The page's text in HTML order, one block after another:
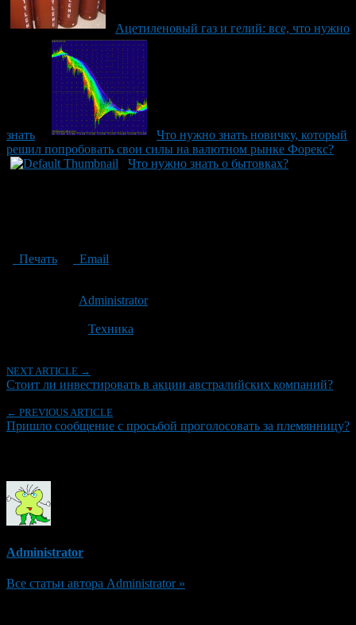
Ацетиленовый газ и гелий: все, что нужно
знать
Что нужно знать новичку, который
решил попробовать свои силы на валютном рынке Форекс?
Что нужно знать о бытовках?
Печать
Email
Administrator
Техника
NEXT ARTICLE →
Стоит ли инвестировать в акции австралийских компаний?
← PREVIOUS ARTICLE
Пришло сообщение с просьбой проголосовать за племянницу?
Administrator
Все статьи автора Administrator »